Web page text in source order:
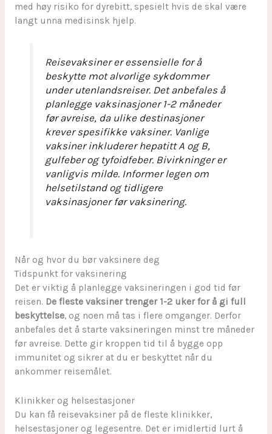
med høy risiko for dyrebitt, spesielt hvis de skal være
langt unna medisinsk hjelp.
Reisevaksiner er essensielle for å
beskytte mot alvorlige sykdommer
under utenlandsreiser. Det anbefales å
planlegge vaksinasjoner 1-2 måneder
før avreise, da ulike destinasjoner
krever spesifikke vaksiner. Vanlige
vaksiner inkluderer hepatitt A og B,
gulfeber og tyfoidfeber. Bivirkninger er
vanligvis milde. Informer legen om
helsetilstand og tidligere
vaksinasjoner før vaksinering.
Når og hvor du bør vaksinere deg
Tidspunkt for vaksinering
Det er viktig å planlegge vaksineringen i god tid før
reisen. De fleste vaksiner trenger 1-2 uker for å gi full
beskyttelse, og noen må tas i flere omganger. Derfor
anbefales det å starte vaksineringen minst tre måneder
før avreise. Dette gir kroppen tid til å bygge opp
immunitet og sikrer at du er beskyttet når du
ankommer reisemålet.
Klinikker og helsestasjoner
Du kan få reisevaksiner på de fleste klinikker,
helsestasjoner og legesentre. Det er imidlertid lurt å